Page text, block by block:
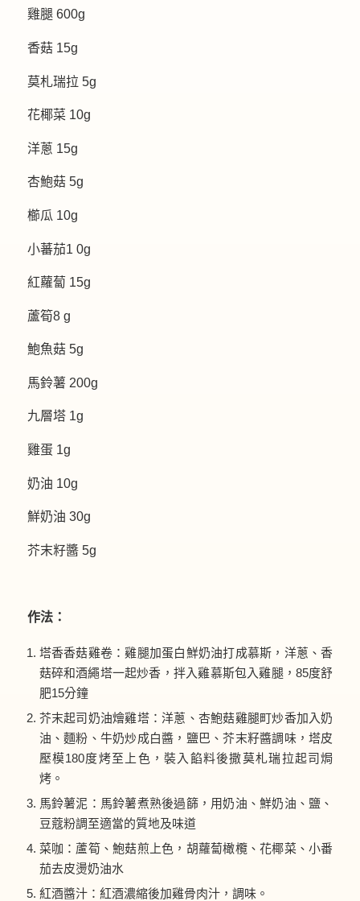
雞腿 600g
香菇 15g
莫札瑞拉 5g
花椰菜 10g
洋蔥 15g
杏鮑菇 5g
櫛瓜 10g
小蕃茄1 0g
紅蘿蔔 15g
蘆筍8 g
鮑魚菇 5g
馬鈴薯 200g
九層塔 1g
雞蛋 1g
奶油 10g
鮮奶油 30g
芥末籽醬 5g
作法：
塔香香菇雞卷：雞腿加蛋白鮮奶油打成慕斯，洋蔥、香
菇碎和酒繩塔一起炒香，拌入雞慕斯包入雞腿，85度舒
肥15分鐘
芥末起司奶油燴雞塔：洋蔥、杏鮑菇雞腿町炒香加入奶
油、麵粉、牛奶炒成白醬，鹽巴、芥末籽醬調味，塔皮
壓模180度烤至上色，裝入餡料後撒莫札瑞拉起司焗
烤。
馬鈴薯泥：馬鈴薯煮熟後過篩，用奶油、鮮奶油、鹽、
豆蔻粉調至適當的質地及味道
菜咖：蘆筍、鮑菇煎上色，胡蘿蔔橄欖、花椰菜、小番
茄去皮燙奶油水
紅酒醬汁：紅酒濃縮後加雞骨肉汁，調味。